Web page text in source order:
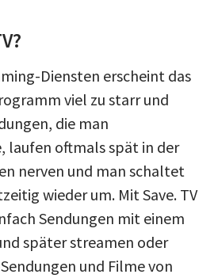
Diensten erscheint das
viel zu starr und
die man
laufen oftmals spät in der
nerven und man schaltet
wieder um. Mit Save. TV
Sendungen mit einem
später streamen oder
und Filme von